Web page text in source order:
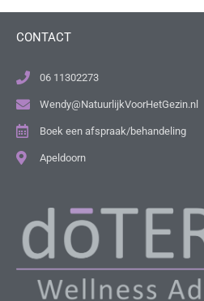
CONTACT
06 11302273
Wendy@NatuurlijkVoorHetGezin.nl
Boek een afspraak/behandeling
Apeldoorn